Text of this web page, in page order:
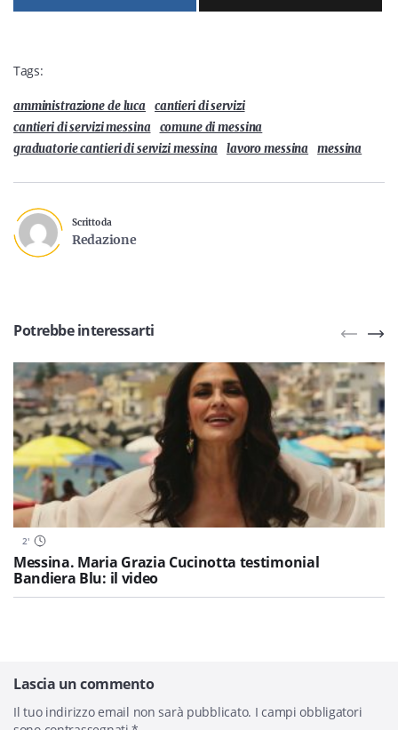
Tags:
amministrazione de luca cantieri di servizi
cantieri di servizi messina
comune di messina
graduatorie cantieri di servizi messina lavoro messina messina
Scritto da
Redazione
Potrebbe interessarti
2'
Messina. Maria Grazia Cucinotta testimonial
Bandiera Blu: il video
Lascia un commento
Il tuo indirizzo email non sarà pubblicato. I campi obbligatori